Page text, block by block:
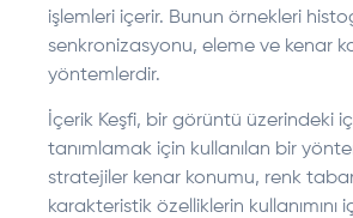
işlemleri içerir. Bunun örnekleri
senkronizasyonu, eleme ve kenar
yöntemlerdir.
İçerik Keşfi, bir görüntü üzerindeki
tanımlamak için kullanılan bir
stratejiler kenar konumu, renk
karakteristik özelliklerin kullanımını